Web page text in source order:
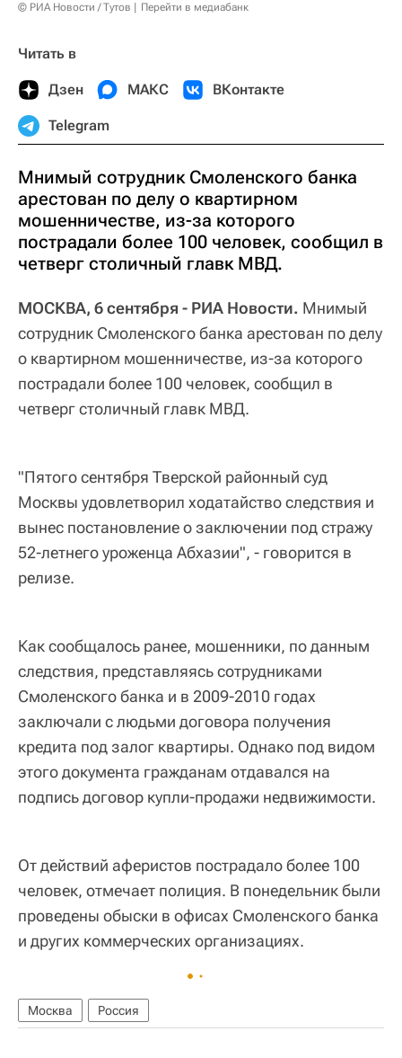
© РИА Новости / Тутов Перейти в медиабанк
Читать в
Дзен МАКС ВКонтакте
Telegram
Мнимый сотрудник Смоленского банка
арестован по делу о квартирном
мошенничестве, из-за которого
пострадали более 100 человек, сообщил в
четверг столичный главк МВД.
МОСКВА, 6 сентября - РИА Новости. Мнимый
сотрудник Смоленского банка арестован по делу
о квартирном мошенничестве, из-за которого
пострадали более 100 человек, сообщил в
четверг столичный главк МВД.
"Пятого сентября Тверской районный суд
Москвы удовлетворил ходатайство следствия и
вынес постановление о заключении под стражу
52-летнего уроженца Абхазии", - говорится в
релизе.
Как сообщалось ранее, мошенники, по данным
следствия, представляясь сотрудниками
Смоленского банка и в 2009-2010 годах
заключали с людьми договора получения
кредита под залог квартиры. Однако под видом
этого документа гражданам отдавался на
подпись договор купли-продажи недвижимости.
От действий аферистов пострадало более 100
человек, отмечает полиция. В понедельник были
проведены обыски в офисах Смоленского банка
и других коммерческих организациях.
Москва Россия